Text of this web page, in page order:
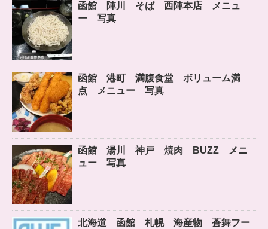
函館 陣川 そば 西陣本店 メニュ
ー 写真
函館 港町 満腹食堂 ボリューム満
点 メニュー 写真
函館 湯川 神戸 焼肉 BUZZ メニ
ュー 写真
北海道 函館 札幌 海産物 蒼舞フー